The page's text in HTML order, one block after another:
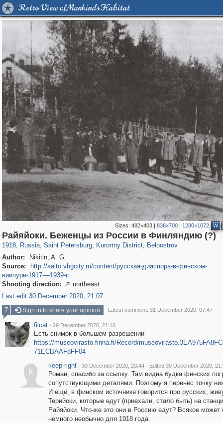
Retro View of Mankind's Habitat
Sizes: 482×403| 836×700| 1280×1072 W
Райяйоки. Беженцы из России в Финляндию (?)
1918, Russia
1,406,145 29,243
, Saint Petersburg
197,063 5,709
, Kurortny District
5,952 9
, Beloostrov
202
Author:
Nikitin, A. G.
Source:
http://aalto.vbgcity.ru/content/русская-диаспора-в-финском-
виипури-1917-–-1939-гг
Shooting direction:  northeast
Last edit 30 December 2020, 21:07
7
Sign in to share your opinion Latest comment: 31 December 2020, 07:47
filcat · 29 December 2020, 21:16
Есть снимок в большем разрешении
https://museovirasto.finna.fi/Record/
71ECBAAF8FF04
k
keep-right · 30 December 2020, 20:44 · Edited 30 December 2020,
Роман, спасибо за ссылку. Там видна будка финских
сопутствующими деталями. Поэтому я перенёс точку
И ещё, в финском источнике говорится про русских,
Терийоки, которые едут (приехали, стало быть) на
Райяйоки. Что-же это они в Россию едут? Всякое может
немного необычно для 1918 года.